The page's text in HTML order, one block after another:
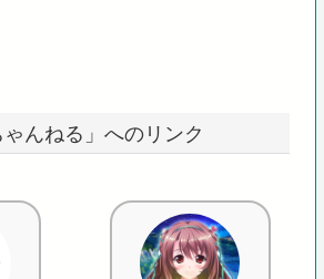
ゃんねる」へのリンク